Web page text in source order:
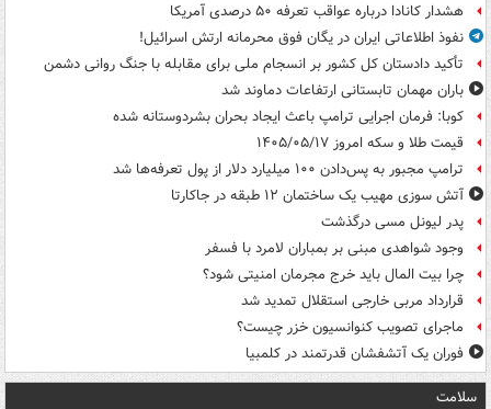
هشدار کانادا درباره عواقب تعرفه ۵۰ درصدی آمریکا
نفوذ اطلاعاتی ایران در یگان فوق محرمانه ارتش اسرائیل!
تأکید دادستان کل کشور بر انسجام ملی برای مقابله با جنگ روانی دشمن
باران مهمان تابستانی ارتفاعات دماوند شد
کوبا: فرمان اجرایی ترامپ باعث ایجاد بحران بشردوستانه شده
قیمت طلا و سکه امروز ۱۴۰۵/۰۵/۱۷
ترامپ مجبور به پس‌دادن ۱۰۰ میلیارد دلار از پول تعرفه‌ها شد
آتش سوزی مهیب یک ساختمان ۱۲ طبقه در جاکارتا
پدر لیونل مسی درگذشت
وجود شواهدی مبنی بر بمباران لامرد با فسفر
چرا بیت المال باید خرج مجرمان امنیتی شود؟
قرارداد مربی خارجی استقلال تمدید شد
ماجرای تصویب کنوانسیون خزر چیست؟
فوران یک آتشفشان قدرتمند در کلمبیا
سلامت